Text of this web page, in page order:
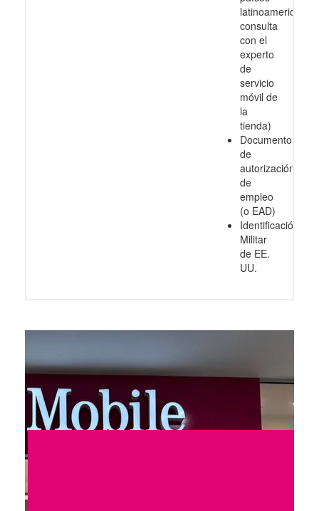
latinoamericanos,
consulta
con el
experto
de
servicio
móvil de
la
tienda)
Documento
de
autorización
de
empleo
(o EAD)
Identificación
Militar
de EE.
UU.